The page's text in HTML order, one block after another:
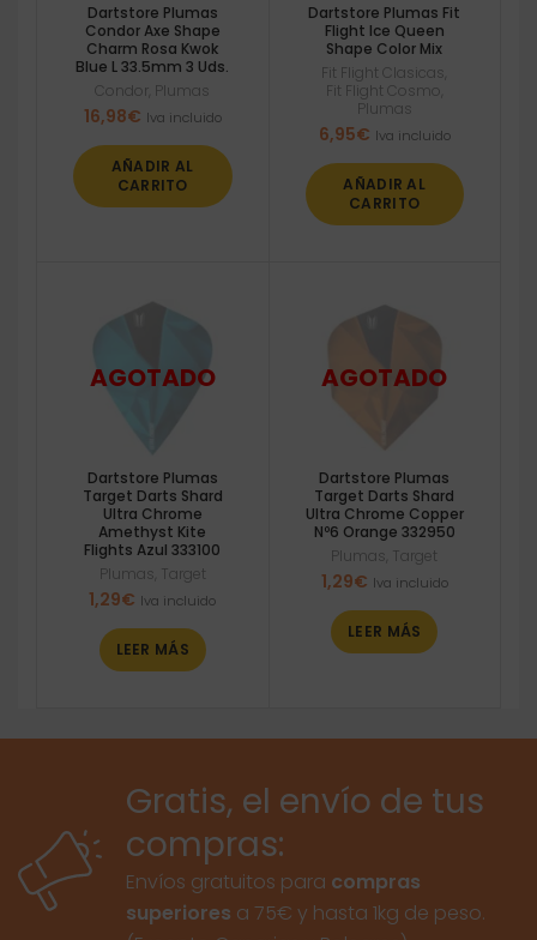
Dartstore Plumas
Condor Axe Shape
Charm Rosa Kwok
Blue L 33.5mm 3 Uds.
Condor Plumas
16,98€ Iva incluido
AÑADIR AL
CARRITO
Dartstore Plumas Fit
Flight Ice Queen
Shape Color Mix
Fit Flight Clasicas
Fit Flight Cosmo
Plumas
6,95€ Iva incluido
AÑADIR AL
CARRITO
Dartstore Plumas
Target Darts Shard
Ultra Chrome
Amethyst Kite
Flights Azul 333100
Plumas Target
1,29€ Iva incluido
LEER MÁS
Dartstore Plumas
Target Darts Shard
Ultra Chrome Copper
Nº6 Orange 332950
Plumas Target
1,29€ Iva incluido
LEER MÁS
Gratis, el envío de tus
compras:
Envíos gratuitos para compras
superiores a 75€ y hasta 1kg de peso.